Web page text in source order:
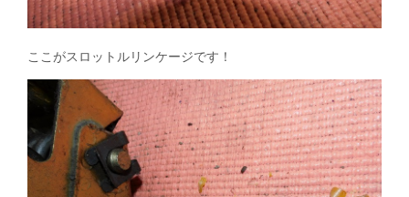
ここがスロットルリンケージです！